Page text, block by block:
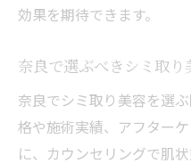
効果を期待できます。
奈良で選ぶべきシミ取り
奈良でシミ取り美容を選
格や施術実績、アフター
に、カウンセリングで肌